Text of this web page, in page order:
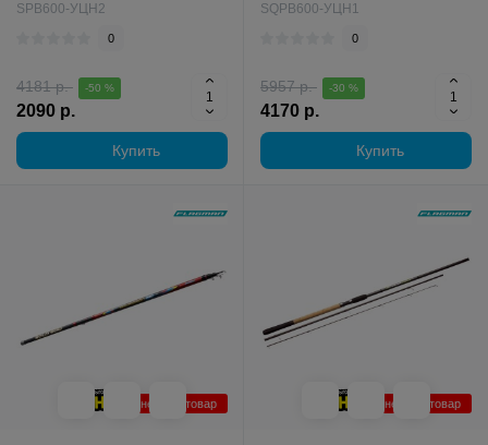
SPB600-УЦН2
0
4181 р. -50 %
2090 р.
Купить
SQPB600-УЦН1
0
5957 р. -30 %
4170 р.
Купить
Уцененный товар Уцененный товар